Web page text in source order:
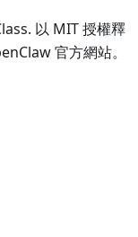
以 MIT 授權釋
官方網站。